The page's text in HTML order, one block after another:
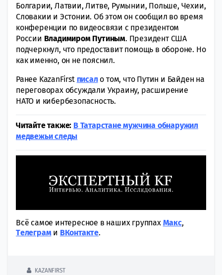
Болгарии, Латвии, Литве, Румынии, Польше, Чехии,
Словакии и Эстонии. Об этом он сообщил во время
конференции по видеосвязи с президентом
России Владимиром Путиным. Президент США
подчеркнул, что предоставит помощь в обороне. Но
как именно, он не пояснил.
Ранее KazanFirst писало том, что Путин и Байден на
переговорах обсуждали Украину, расширение
НАТО и кибербезопасность.
Читайте также: В Татарстане мужчина обнаружил
медвежьи следы
Всё самое интересное в наших группах Макс,
Tелеграми ВКонтакте.
KAZANFIRST